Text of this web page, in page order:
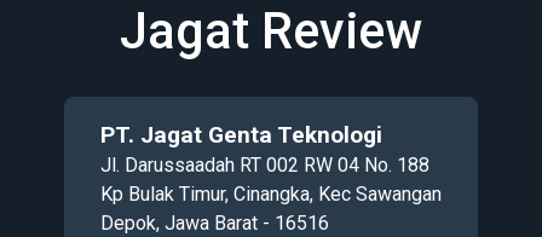
Jagat Review
PT. Jagat Genta Teknologi
Jl. Darussaadah RT 002 RW 04 No. 188
Kp Bulak Timur, Cinangka, Kec Sawangan
Depok, Jawa Barat - 16516